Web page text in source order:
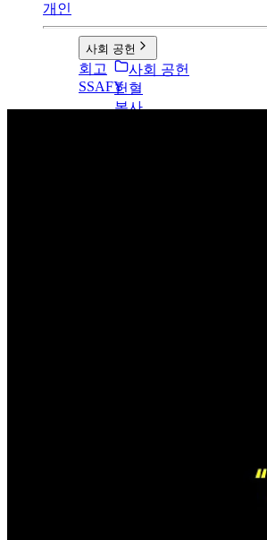
개인
사회 공헌
사회 공헌
헌혈
봉사
회고
SSAFY